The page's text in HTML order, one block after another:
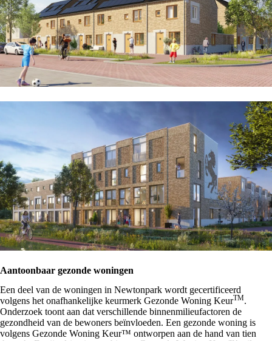
Aantoonbaar gezonde woningen
Een deel van de woningen in Newtonpark wordt gecertificeerd
volgens het onafhankelijke keurmerk Gezonde Woning KeurTM.
Onderzoek toont aan dat verschillende binnenmilieufactoren de
gezondheid van de bewoners beïnvloeden. Een gezonde woning is
volgens Gezonde Woning Keur™ ontworpen aan de hand van tien